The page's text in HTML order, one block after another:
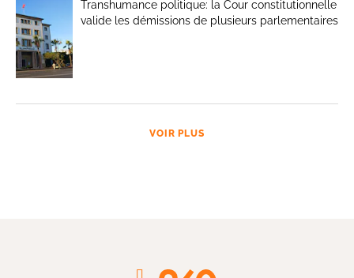
Transhumance politique: la Cour constitutionnelle
valide les démissions de plusieurs parlementaires
VOIR PLUS